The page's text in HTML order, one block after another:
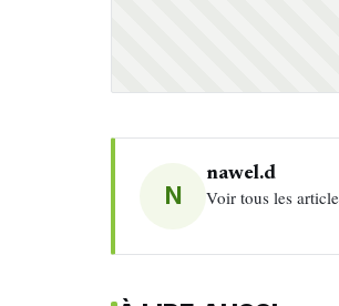
N
nawel.d
Voir tous les